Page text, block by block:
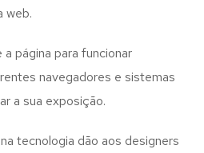
web.
página para funcionar
navegadores e sistemas
a sua exposição.
tecnologia dão aos designers